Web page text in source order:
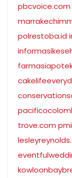
pbcvoice.com
polrestoba.id
trove.com